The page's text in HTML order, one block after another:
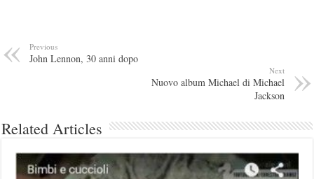
Previous
John Lennon, 30 anni dopo
Next
Nuovo album Michael di Michael
Jackson
Related Articles